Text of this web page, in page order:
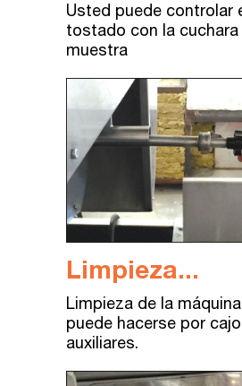
Usted puede controlar
tostado con la cuchara
muestra
Limpieza...
Limpieza de la máquina
puede hacerse por
auxiliares.